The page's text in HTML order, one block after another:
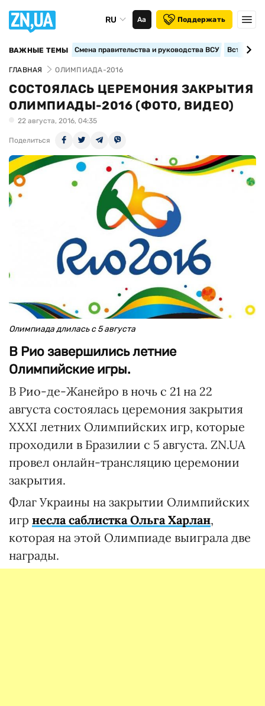
RU Аа Поддержать
ВАЖНЫЕ ТЕМЫ Смена правительства и руководства ВСУ
ГЛАВНАЯ ОЛИМПИАДА-2016
СОСТОЯЛАСЬ ЦЕРЕМОНИЯ ЗАКРЫТИЯ
ОЛИМПИАДЫ-2016 (ФОТО, ВИДЕО)
22 августа, 2016, 04:35
Поделиться
Олимпиада длилась с 5 августа
В Рио завершились летние
Олимпийские игры.
В Рио-де-Жанейро в ночь с 21 на 22
августа состоялась церемония закрытия
XXXI летних Олимпийских игр, которые
проходили в Бразилии с 5 августа. ZN.UA
провел онлайн-трансляцию церемонии
закрытия.
Флаг Украины на закрытии Олимпийских
игр несла саблистка Ольга Харлан,
которая на этой Олимпиаде выиграла две
награды.